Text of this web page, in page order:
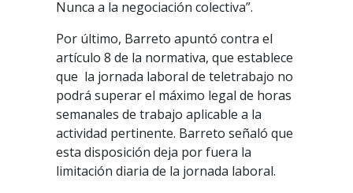
Nunca a la negociación colectiva”.
Por último, Barreto apuntó contra el
artículo 8 de la normativa, que establece
que la jornada laboral de teletrabajo no
podrá superar el máximo legal de horas
semanales de trabajo aplicable a la
actividad pertinente. Barreto señaló que
esta disposición deja por fuera la
limitación diaria de la jornada laboral.